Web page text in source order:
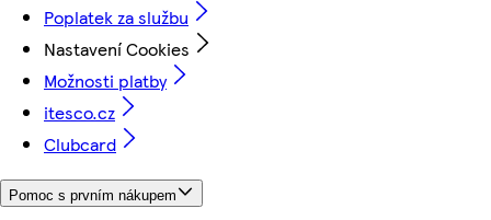
Poplatek za službu
Nastavení Cookies
Možnosti platby
itesco.cz
Clubcard
Pomoc s prvním nákupem